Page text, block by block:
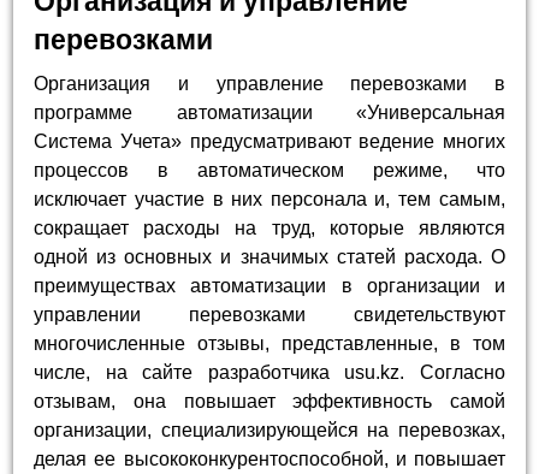
перевозками
Организация и управление перевозками в
программе автоматизации «Универсальная
Система Учета» предусматривают ведение многих
процессов в автоматическом режиме, что
исключает участие в них персонала и, тем самым,
сокращает расходы на труд, которые являются
одной из основных и значимых статей расхода. О
преимуществах автоматизации в организации и
управлении перевозками свидетельствуют
многочисленные отзывы, представленные, в том
числе, на сайте разработчика usu.kz. Согласно
отзывам, она повышает эффективность самой
организации, специализирующейся на перевозках,
делая ее высококонкурентоспособной, и повышает